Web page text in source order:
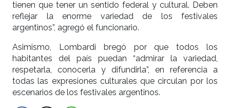
tienen que tener un sentido federal y cultural. Deben
reflejar la enorme variedad de los festivales
argentinos”, agregó el funcionario.
Asimismo, Lombardi bregó por que todos los
habitantes del país puedan “admirar la variedad,
respetarla, conocerla y difundirla”, en referencia a
todas las expresiones culturales que circulan por los
escenarios de los festivales argentinos.